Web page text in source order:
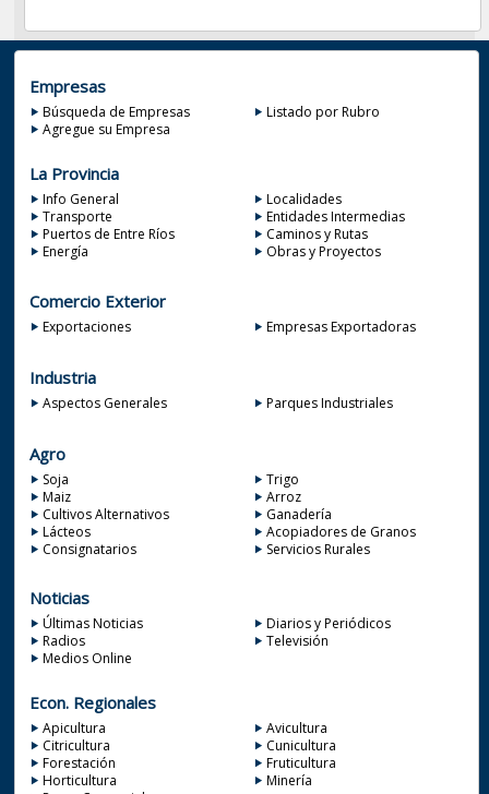
Empresas
Búsqueda de Empresas
Listado por Rubro
Agregue su Empresa
La Provincia
Info General
Localidades
Transporte
Entidades Intermedias
Puertos de Entre Ríos
Caminos y Rutas
Energía
Obras y Proyectos
Comercio Exterior
Exportaciones Empresas Exportadoras
Industria
Aspectos Generales Parques Industriales
Agro
Soja
Trigo
Maiz
Arroz
Cultivos Alternativos
Ganadería
Lácteos
Acopiadores de Granos
Consignatarios
Servicios Rurales
Noticias
Últimas Noticias
Diarios y Periódicos
Radios
Televisión
Medios Online
Econ. Regionales
Apicultura
Avicultura
Citricultura
Cunicultura
Forestación
Fruticultura
Horticultura
Minería